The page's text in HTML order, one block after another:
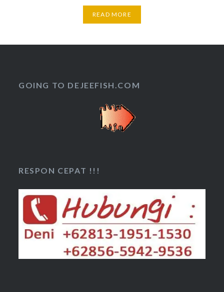
READ MORE
GOING TO DEJEEFISH.COM
RESPON CEPAT !!!